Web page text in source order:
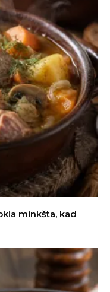
minkšta, kad